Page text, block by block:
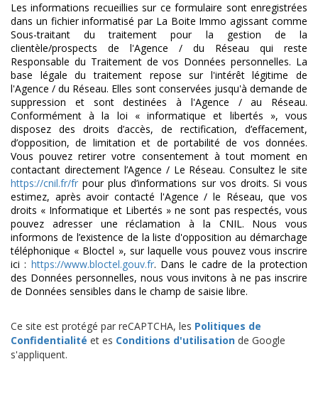
Les informations recueillies sur ce formulaire sont enregistrées
dans un fichier informatisé par La Boite Immo agissant comme
Sous-traitant du traitement pour la gestion de la
clientèle/prospects de l'Agence / du Réseau qui reste
Responsable du Traitement de vos Données personnelles. La
base légale du traitement repose sur l'intérêt légitime de
l'Agence / du Réseau. Elles sont conservées jusqu'à demande de
suppression et sont destinées à l'Agence / au Réseau.
Conformément à la loi « informatique et libertés », vous
disposez des droits d’accès, de rectification, d’effacement,
d’opposition, de limitation et de portabilité de vos données.
Vous pouvez retirer votre consentement à tout moment en
contactant directement l’Agence / Le Réseau. Consultez le site
https://cnil.fr/fr pour plus d’informations sur vos droits. Si vous
estimez, après avoir contacté l'Agence / le Réseau, que vos
droits « Informatique et Libertés » ne sont pas respectés, vous
pouvez adresser une réclamation à la CNIL. Nous vous
informons de l’existence de la liste d'opposition au démarchage
téléphonique « Bloctel », sur laquelle vous pouvez vous inscrire
ici : https://www.bloctel.gouv.fr. Dans le cadre de la protection
des Données personnelles, nous vous invitons à ne pas inscrire
de Données sensibles dans le champ de saisie libre.
Ce site est protégé par reCAPTCHA, les Politiques de
Confidentialité et es Conditions d'utilisation de Google
s'appliquent.